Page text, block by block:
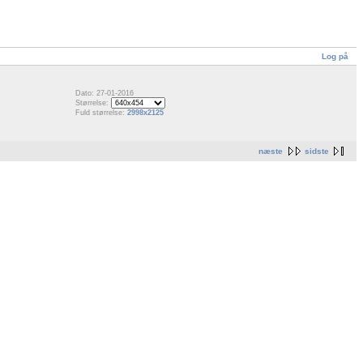
Log på
Dato: 27-01-2016
Størrelse:
Fuld størrelse: 2998x2125
næste sidste